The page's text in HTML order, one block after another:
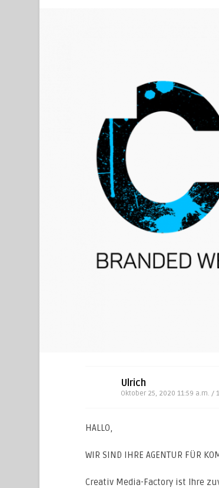
Ulrich
Oktober 25, 2020 11:59 a.m. /
HALLO,
WIR SIND IHRE AGENTUR FÜR
Creativ Media-Factory ist Ihre